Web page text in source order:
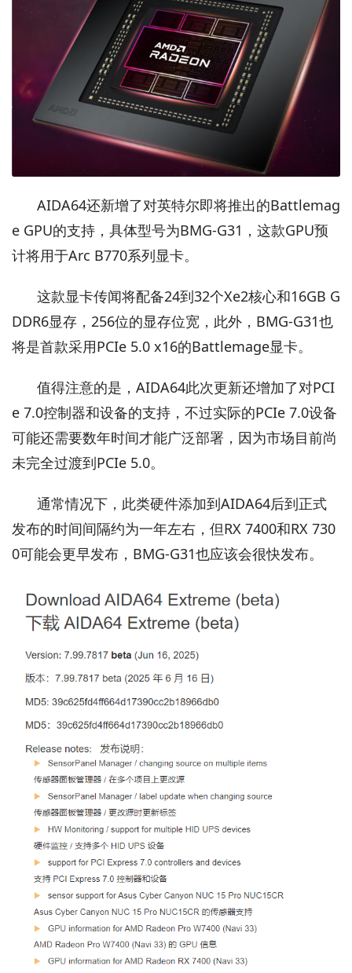
AIDA64还新增了对英特尔即将推出的Battlemag
e GPU的支持，具体型号为BMG-G31，这款GPU预
计将用于Arc B770系列显卡。
这款显卡传闻将配备24到32个Xe2核心和16GB G
DDR6显存，256位的显存位宽，此外，BMG-G31也
将是首款采用PCIe 5.0 x16的Battlemage显卡。
值得注意的是，AIDA64此次更新还增加了对PCI
e 7.0控制器和设备的支持，不过实际的PCIe 7.0设备
可能还需要数年时间才能广泛部署，因为市场目前尚
未完全过渡到PCIe 5.0。
通常情况下，此类硬件添加到AIDA64后到正式
发布的时间间隔约为一年左右，但RX 7400和RX 730
0可能会更早发布，BMG-G31也应该会很快发布。